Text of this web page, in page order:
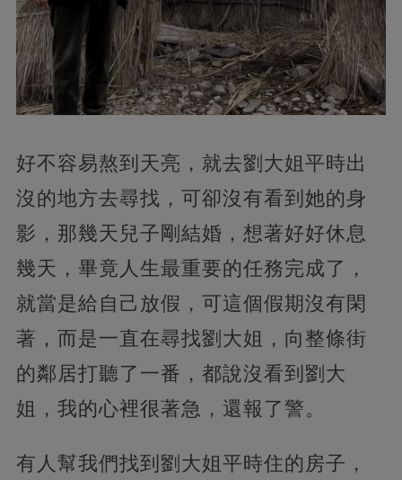
好不容易熬到天亮，就去劉大姐平時出
沒的地方去尋找，可卻沒有看到她的身
影，那幾天兒子剛結婚，想著好好休息
幾天，畢竟人生最重要的任務完成了，
就當是給自己放假，可這個假期沒有閑
著，而是一直在尋找劉大姐，向整條街
的鄰居打聽了一番，都說沒看到劉大
姐，我的心裡很著急，還報了警。
有人幫我們找到劉大姐平時住的房子，